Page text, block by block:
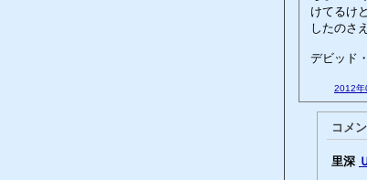
けてるけ
したのさ
デビッド
2012年
コメ
里深